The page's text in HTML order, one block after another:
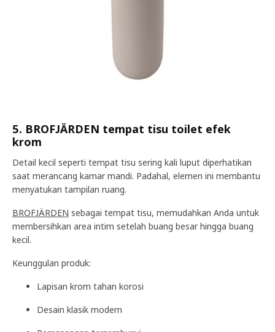
5. BROFJÄRDEN tempat tisu toilet efek
krom
Detail kecil seperti tempat tisu sering kali luput diperhatikan
saat merancang kamar mandi. Padahal, elemen ini membantu
menyatukan tampilan ruang.
BROFJÄRDEN sebagai tempat tisu, memudahkan Anda untuk
membersihkan area intim setelah buang besar hingga buang
kecil.
Keunggulan produk:
Lapisan krom tahan korosi
Desain klasik modern